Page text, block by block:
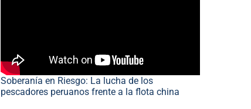
Soberanía en Riesgo: La lucha de los
pescadores peruanos frente a la flota china